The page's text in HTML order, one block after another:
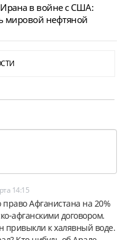
в войне с США:
мировой нефтяной
14:15
Афганистана на 20%
афганскими договором.
привыкли к халявный воде.